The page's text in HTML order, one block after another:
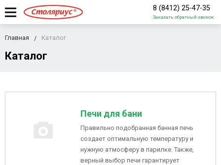
8 (8412) 25-47-35
Заказать обратный звонок
Главная Каталог
Каталог
Печи для бани
Правильно подобранная банная печь
создает оптимальную температуру и
нужную атмосферу в парилке. Также,
верный выбор печи гарантирует